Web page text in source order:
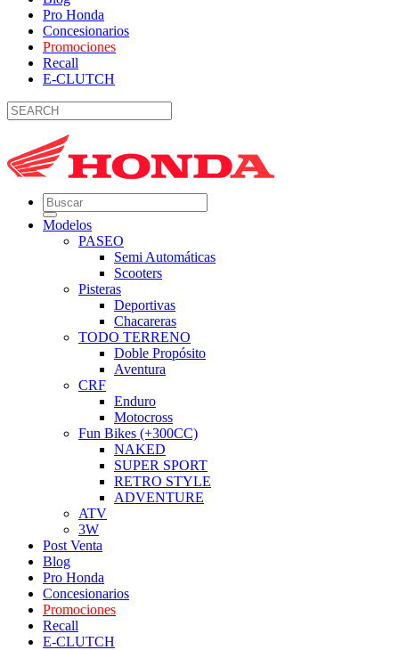
Pro Honda
Concesionarios
Promociones
Recall
E-CLUTCH
Modelos
PASEO
Semi Automáticas
Scooters
Pisteras
Deportivas
Chacareras
TODO TERRENO
Doble Propósito
Aventura
CRF
Enduro
Motocross
Fun Bikes (+300CC)
NAKED
SUPER SPORT
RETRO STYLE
ADVENTURE
ATV
3W
Post Venta
Blog
Pro Honda
Concesionarios
Promociones
Recall
E-CLUTCH